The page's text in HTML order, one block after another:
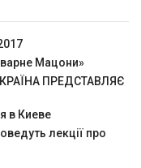
Мацони»
ПРЕДСТАВЛЯЄ
в Киеве
лекції про